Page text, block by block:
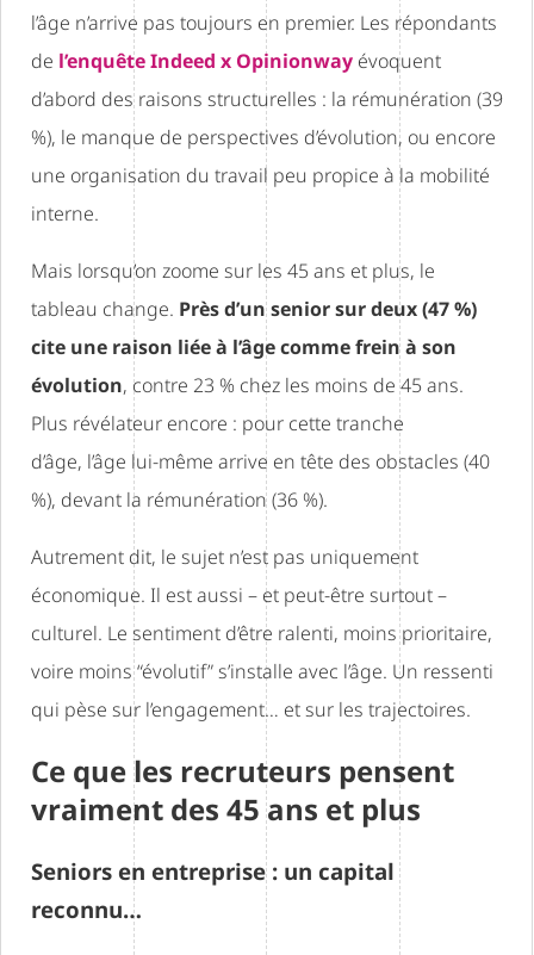
l’âge n’arrive pas toujours en premier. Les répondants
de l’enquête Indeed x Opinionway évoquent
d’abord des raisons structurelles : la rémunération (39
%), le manque de perspectives d’évolution, ou encore
une organisation du travail peu propice à la mobilité
interne.
Mais lorsqu’on zoome sur les 45 ans et plus, le
tableau change. Près d’un senior sur deux (47 %)
cite une raison liée à l’âge comme frein à son
évolution, contre 23 % chez les moins de 45 ans.
Plus révélateur encore : pour cette tranche
d’âge, l’âge lui-même arrive en tête des obstacles (40
%), devant la rémunération (36 %).
Autrement dit, le sujet n’est pas uniquement
économique. Il est aussi – et peut-être surtout –
culturel. Le sentiment d’être ralenti, moins prioritaire,
voire moins “évolutif” s’installe avec l’âge. Un ressenti
qui pèse sur l’engagement… et sur les trajectoires.
Ce que les recruteurs pensent
vraiment des 45 ans et plus
Seniors en entreprise : un capital
reconnu…